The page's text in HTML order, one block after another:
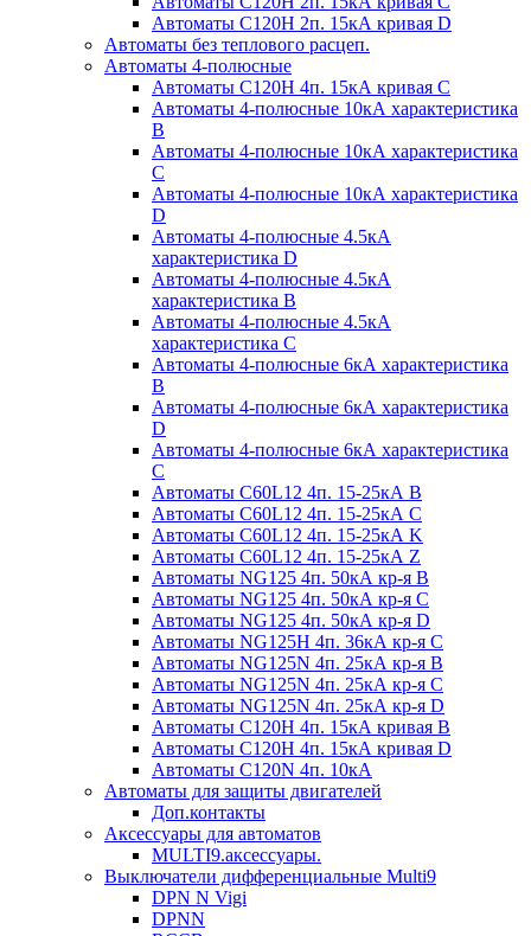
Автоматы С120H 2п. 15кА кривая D
Автоматы без теплового расцеп.
Автоматы 4-полюсные
Автоматы С120H 4п. 15кА кривая C
Автоматы 4-полюсные 10кА характеристика
B
Автоматы 4-полюсные 10кА характеристика
C
Автоматы 4-полюсные 10кА характеристика
D
Автоматы 4-полюсные 4.5кА
характеристика D
Автоматы 4-полюсные 4.5кА
характеристика В
Автоматы 4-полюсные 4.5кА
характеристика С
Автоматы 4-полюсные 6кА характеристика
B
Автоматы 4-полюсные 6кА характеристика
D
Автоматы 4-полюсные 6кА характеристика
С
Автоматы C60L12 4п. 15-25кА B
Автоматы C60L12 4п. 15-25кА C
Автоматы C60L12 4п. 15-25кА K
Автоматы C60L12 4п. 15-25кА Z
Автоматы NG125 4п. 50кА кр-я B
Автоматы NG125 4п. 50кА кр-я C
Автоматы NG125 4п. 50кА кр-я D
Автоматы NG125H 4п. 36кА кр-я C
Автоматы NG125N 4п. 25кА кр-я B
Автоматы NG125N 4п. 25кА кр-я C
Автоматы NG125N 4п. 25кА кр-я D
Автоматы С120H 4п. 15кА кривая B
Автоматы С120H 4п. 15кА кривая D
Автоматы С120N 4п. 10кА
Автоматы для защиты двигателей
Доп.контакты
Аксессуары для автоматов
MULTI9.аксессуары.
Выключатели дифференциальные Multi9
DPN N Vigi
DPNN